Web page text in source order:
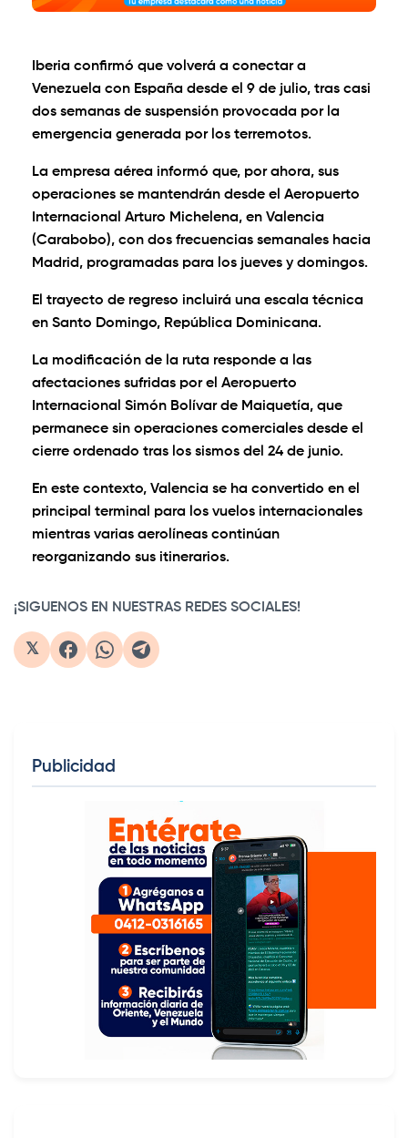
Iberia confirmó que volverá a conectar a
Venezuela con España desde el 9 de julio, tras casi
dos semanas de suspensión provocada por la
emergencia generada por los terremotos.
La empresa aérea informó que, por ahora, sus
operaciones se mantendrán desde el Aeropuerto
Internacional Arturo Michelena, en Valencia
(Carabobo), con dos frecuencias semanales hacia
Madrid, programadas para los jueves y domingos.
El trayecto de regreso incluirá una escala técnica
en Santo Domingo, República Dominicana.
La modificación de la ruta responde a las
afectaciones sufridas por el Aeropuerto
Internacional Simón Bolívar de Maiquetía, que
permanece sin operaciones comerciales desde el
cierre ordenado tras los sismos del 24 de junio.
En este contexto, Valencia se ha convertido en el
principal terminal para los vuelos internacionales
mientras varias aerolíneas continúan
reorganizando sus itinerarios.
¡SIGUENOS EN NUESTRAS REDES SOCIALES!
𝕏
Publicidad